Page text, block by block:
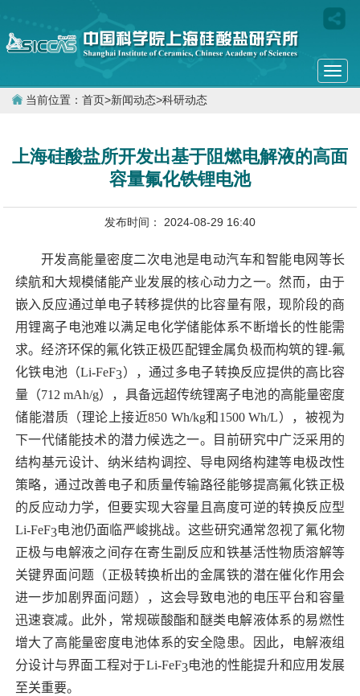
当前位置： 首页>新闻动态>科研动态
上海硅酸盐所开发出基于阻燃电解液的高面
容量氟化铁锂电池
发布时间： 2024-08-29 16:40
开发高能量密度二次电池是电动汽车和智能电网等长
续航和大规模储能产业发展的核心动力之一。然而，由于
嵌入反应通过单电子转移提供的比容量有限，现阶段的商
用锂离子电池难以满足电化学储能体系不断增长的性能需
求。经济环保的氟化铁正极匹配锂金属负极而构筑的锂-氟
化铁电池（Li-FeF3），通过多电子转换反应提供的高比容
量（712 mAh/g），具备远超传统锂离子电池的高能量密度
储能潜质（理论上接近850 Wh/kg和 1500 Wh/L），被视为
下一代储能技术的潜力候选之一。目前研究中广泛采用的
结构基元设计、纳米结构调控、导电网络构建等电极改性
策略，通过改善电子和质量传输路径能够提高氟化铁正极
的反应动力学，但要实现大容量且高度可逆的转换反应型
Li-FeF3电池仍面临严峻挑战。这些研究通常忽视了氟化物
正极与电解液之间存在寄生副反应和铁基活性物质溶解等
关键界面问题（正极转换析出的金属铁的潜在催化作用会
进一步加剧界面问题），这会导致电池的电压平台和容量
迅速衰减。此外，常规碳酸酯和醚类电解液体系的易燃性
增大了高能量密度电池体系的安全隐患。因此，电解液组
分设计与界面工程对于Li-FeF3电池的性能提升和应用发展
至关重要。